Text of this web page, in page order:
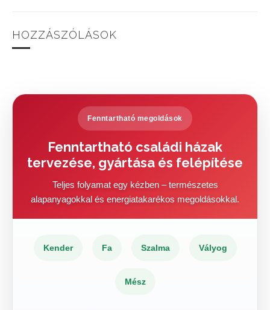
HOZZÁSZÓLÁSOK
Fenntartható megoldások
Fenntartható családi házak
tervezése, gyártása és felépítése
Teljes folyamat egy kézben – természetes
alapanyagokkal és energiatakarékos megoldásokkal.
Kender Fa Szalma Vályog
Mész